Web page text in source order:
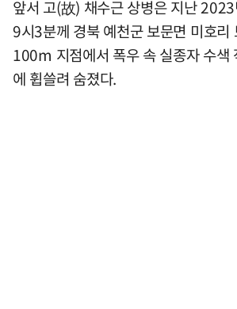
앞서 고(故) 채수근 상병은 지난
9시3분께 경북 예천군 보문면 미호리
100m 지점에서 폭우 속 실종자 수색
에 휩쓸려 숨졌다.